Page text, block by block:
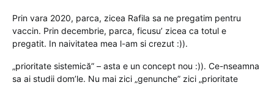
Prin vara 2020, parca, zicea Rafila sa ne pregatim pentru
vaccin. Prin decembrie, parca, ficusu’ zicea ca totul e
pregatit. In naivitatea mea l-am si crezut :)).
„prioritate sistemică” – asta e un concept nou :)). Ce-nseamna
sa ai studii dom’le. Nu mai zici „genunche” zici „prioritate